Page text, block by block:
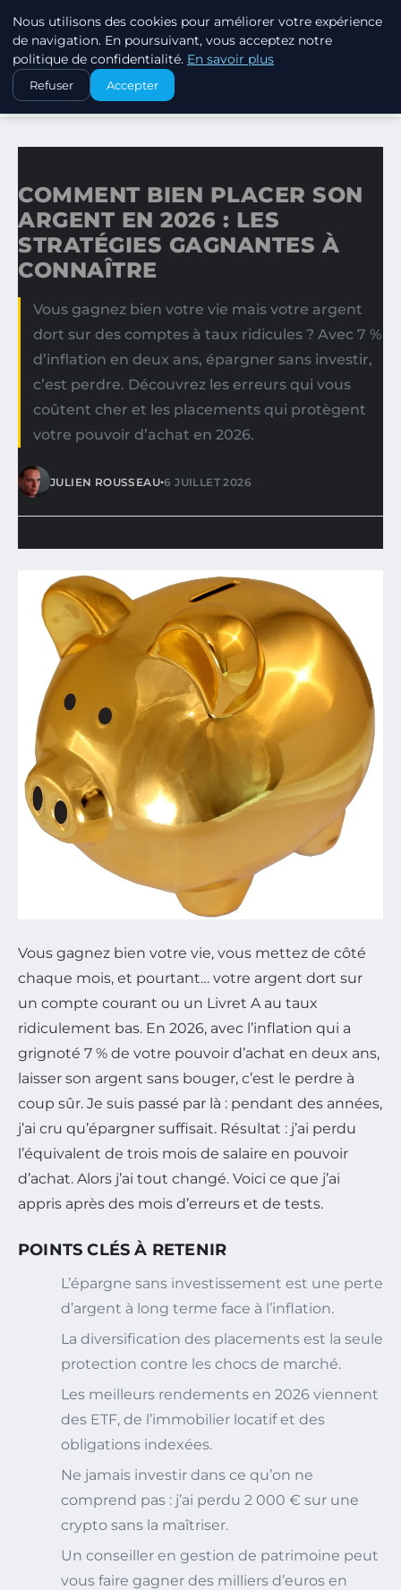
SWISSTALES
ACCUEIL
COMMENT BIEN PLACER SON ARGENT EN 2026 : LES…
COMMENT BIEN PLACER SON
ARGENT EN 2026 : LES
STRATÉGIES GAGNANTES À
CONNAÎTRE
Vous gagnez bien votre vie mais votre argent
dort sur des comptes à taux ridicules ? Avec 7 %
d’inflation en deux ans, épargner sans investir,
c’est perdre. Découvrez les erreurs qui vous
coûtent cher et les placements qui protègent
votre pouvoir d’achat en 2026.
JULIEN ROUSSEAU•6 JUILLET 2026
Vous gagnez bien votre vie, vous mettez de côté
chaque mois, et pourtant… votre argent dort sur
un compte courant ou un Livret A au taux
ridiculement bas. En 2026, avec l’inflation qui a
grignoté 7 % de votre pouvoir d’achat en deux ans,
laisser son argent sans bouger, c’est le perdre à
coup sûr. Je suis passé par là : pendant des années,
j’ai cru qu’épargner suffisait. Résultat : j’ai perdu
l’équivalent de trois mois de salaire en pouvoir
d’achat. Alors j’ai tout changé. Voici ce que j’ai
appris après des mois d’erreurs et de tests.
POINTS CLÉS À RETENIR
L’épargne sans investissement est une perte
d’argent à long terme face à l’inflation.
La diversification des placements est la seule
protection contre les chocs de marché.
Les meilleurs rendements en 2026 viennent
des ETF, de l’immobilier locatif et des
obligations indexées.
Ne jamais investir dans ce qu’on ne
comprend pas : j’ai perdu 2 000 € sur une
crypto sans la maîtriser.
Un conseiller en gestion de patrimoine peut
vous faire gagner des milliers d’euros en
Nous utilisons des cookies pour améliorer votre expérience
de navigation. En poursuivant, vous acceptez notre
politique de confidentialité. En savoir plus
Refuser Accepter